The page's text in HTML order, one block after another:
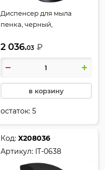
Диспенсер для мыла
пенка, черный,
IT-0636
2 036.03 ₽
в корзину
остаток:5
Код:Х208036
Артикул: IT-0638